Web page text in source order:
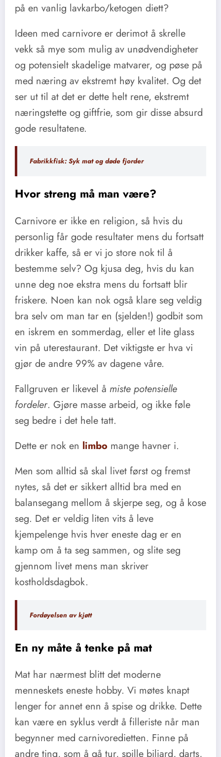
på en vanlig lavkarbo/ketogen diett?
Ideen med carnivore er derimot å skrelle
vekk så mye som mulig av unødvendigheter
og potensielt skadelige matvarer, og pøse på
med næring av ekstremt høy kvalitet. Og det
ser ut til at det er dette helt rene, ekstremt
næringstette og giftfrie, som gir disse absurd
gode resultatene.
Fabrikkfisk: Syk mat og døde fjorder
Hvor streng må man være?
Carnivore er ikke en religion, så hvis du
personlig får gode resultater mens du fortsatt
drikker kaffe, så er vi jo store nok til å
bestemme selv? Og kjusa deg, hvis du kan
unne deg noe ekstra mens du fortsatt blir
friskere. Noen kan nok også klare seg veldig
bra selv om man tar en (sjelden!) godbit som
en iskrem en sommerdag, eller et lite glass
vin på uterestaurant. Det viktigste er hva vi
gjør de andre 99% av dagene våre.
Fallgruven er likevel å miste potensielle
fordeler. Gjøre masse arbeid, og ikke føle
seg bedre i det hele tatt.
Dette er nok en limbo mange havner i.
Men som alltid så skal livet først og fremst
nytes, så det er sikkert alltid bra med en
balansegang mellom å skjerpe seg, og å kose
seg. Det er veldig liten vits å leve
kjempelenge hvis hver eneste dag er en
kamp om å ta seg sammen, og slite seg
gjennom livet mens man skriver
kostholdsdagbok.
Fordøyelsen av kjøtt
En ny måte å tenke på mat
Mat har nærmest blitt det moderne
menneskets eneste hobby. Vi møtes knapt
lenger for annet enn å spise og drikke. Dette
kan være en syklus verdt å filleriste når man
begynner med carnivoredietten. Finne på
andre ting, som å gå tur, spille biljard, darts,